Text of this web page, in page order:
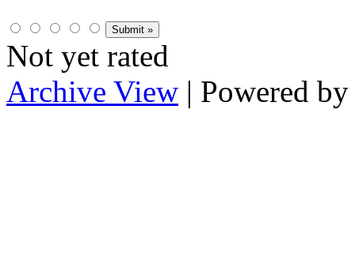
Not yet rated
Archive View | Powered